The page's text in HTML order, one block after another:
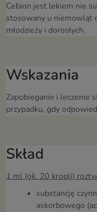
Cebion jest lekiem nie
stosowany u niemowląt
młodzieży i dorosłych.
Wskazania
Zapobieganie i leczenie
przypadku, gdy
Skład
1 ml (ok. 20 kropli)
substancję
askorbowego